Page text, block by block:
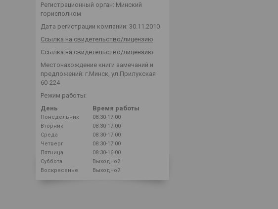
Регистрационный орган: Минский
горисполком
Дата регистрации компании: 30.11.2010
Ссылка на свидетельство/лицензию
Ссылка на свидетельство/лицензию
Местонахождение книги замечаний и
предложений: г.Минск, ул.Прилукская
60-224
Режим работы:
День
Время работы
Понедельник
08:30-17:00
Вторник
08:30-17:00
Среда
08:30-17:00
Четверг
08:30-17:00
Пятница
08:30-16:00
Суббота
Выходной
Воскресенье
Выходной